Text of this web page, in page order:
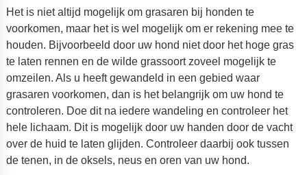
Het is niet altijd mogelijk om grasaren bij honden te
voorkomen, maar het is wel mogelijk om er rekening mee te
houden. Bijvoorbeeld door uw hond niet door het hoge gras
te laten rennen en de wilde grassoort zoveel mogelijk te
omzeilen. Als u heeft gewandeld in een gebied waar
grasaren voorkomen, dan is het belangrijk om uw hond te
controleren. Doe dit na iedere wandeling en controleer het
hele lichaam. Dit is mogelijk door uw handen door de vacht
over de huid te laten glijden. Controleer daarbij ook tussen
de tenen, in de oksels, neus en oren van uw hond.